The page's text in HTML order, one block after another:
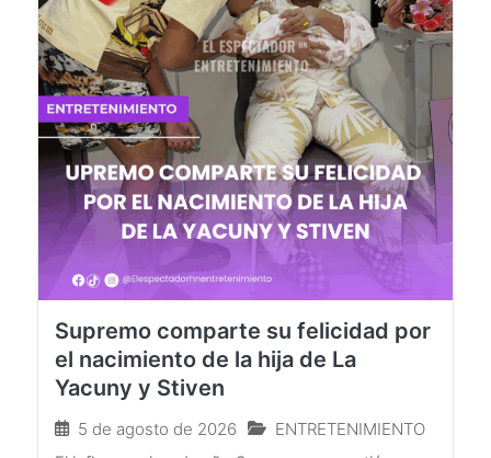
Supremo comparte su felicidad por
el nacimiento de la hija de La
5 de agosto de 2026 ENTRETENIMIENTO